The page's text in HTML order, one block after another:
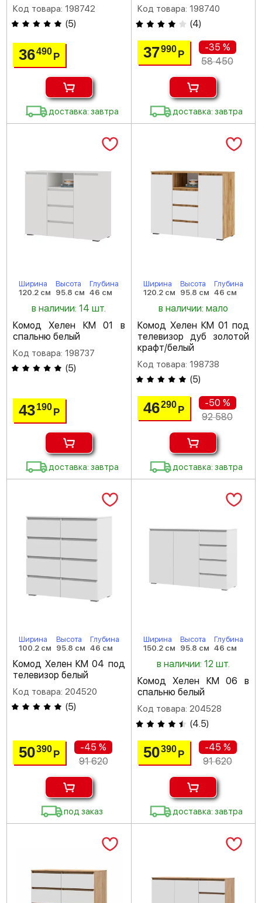
Код товара: 198742
(5)
36490Р
доставка: завтра
Код товара: 198740
(4)
37990 Р
-35 %
58 450
доставка: завтра
Ширина
120.2 см
Высота
95.8 см
Глубина
46 см
в наличии: 14 шт.
Комод Хелен КМ 01 в
спальню белый
Код товара: 198737
(5)
43190Р
доставка: завтра
Ширина
120.2 см
Высота
95.8 см
Глубина
46 см
в наличии: мало
Комод Хелен КМ 01 под
телевизор дуб золотой
крафт/белый
Код товара: 198738
(5)
46290 Р
-50 %
92 580
доставка: завтра
Ширина
100.2 см
Высота
95.8 см
Глубина
46 см
Комод Хелен КМ 04 под
телевизор белый
Код товара: 204520
(5)
50390Р
-45 %
91 620
под заказ
Ширина
150.2 см
Высота
95.8 см
Глубина
46 см
в наличии: 12 шт.
Комод Хелен КМ 06 в
спальню белый
Код товара: 204528
(4.5)
50390 Р
-45 %
91 620
доставка: завтра